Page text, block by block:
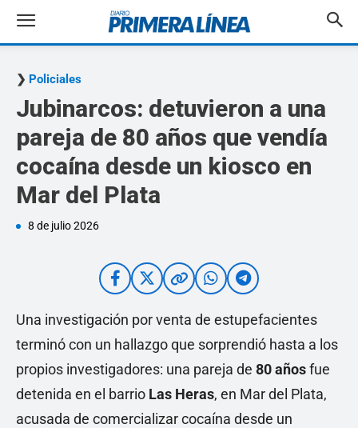
Policiales
Jubinarcos: detuvieron a una
pareja de 80 años que vendía
cocaína desde un kiosco en
Mar del Plata
8 de julio 2026
Una investigación por venta de estupefacientes
terminó con un hallazgo que sorprendió hasta a los
propios investigadores: una pareja de 80 añosfue
detenida en el barrio Las Heras, en Mar del Plata,
acusada de comercializar cocaína desde un